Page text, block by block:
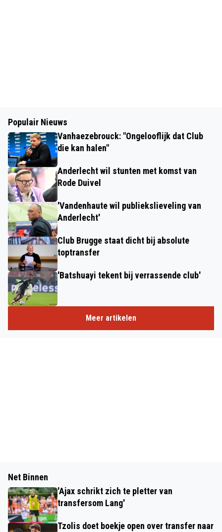
Populair Nieuws
Vanhaezebrouck: "Ongelooflijk dat Club
die kan halen"
Anderlecht wil stunten met komst van
Rode Duivel
'Vandenhaute wil publiekslieveling van
Anderlecht'
Club Brugge staat dicht bij absolute
toptransfer
'Batshuayi tekent bij verrassende club'
Meer artikelen
Net Binnen
'Ajax schrikt zich te pletter van
transfersom Lang'
Tzolis doet boekje open over transfer naar